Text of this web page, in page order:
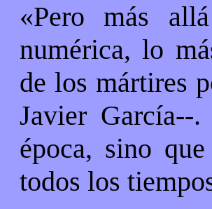
«Pero más
numérica, lo
de los mártires
Javier García--
época, sino
todos los